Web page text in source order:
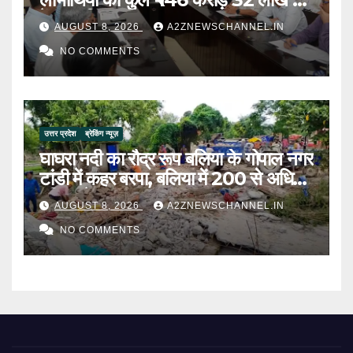
पेंशन राशि का किया भुगतान
AUGUST 8, 2026 A2ZNEWSCHANNEL.IN
NO COMMENTS
उत्तर प्रदेश ब्रेकिंग न्यूज़
घाघरा नदी का रौद्र रूप बलिया के गोपाल नगर
टांडी में कहर बरपा, बलिया में 200 से अधिक
परिवार बेघर
AUGUST 8, 2026 A2ZNEWSCHANNEL.IN
NO COMMENTS